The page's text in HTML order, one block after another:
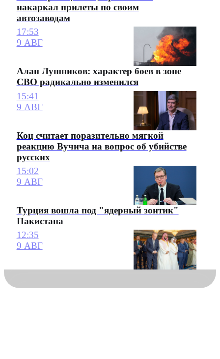
накаркал прилеты по своим
автозаводам
17:53
9 АВГ
Алан Лушников: характер боев в зоне
СВО радикально изменился
15:41
9 АВГ
Коц считает поразительно мягкой
реакцию Вучича на вопрос об убийстве
русских
15:02
9 АВГ
Турция вошла под "ядерный зонтик"
Пакистана
12:35
9 АВГ